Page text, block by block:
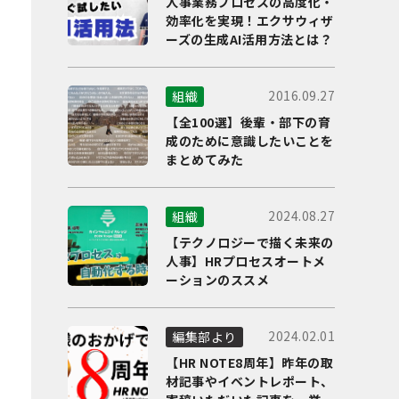
効率化を実現！エクサウィザ
ーズの生成AI活用方法とは？
組織
2016.09.27
【全100選】後輩・部下の育
成のために意識したいことを
まとめてみた
組織
2024.08.27
【テクノロジーで描く未来の
人事】HRプロセスオートメ
ーションのススメ
編集部より
2024.02.01
【HR NOTE8周年】昨年の取
材記事やイベントレポート、